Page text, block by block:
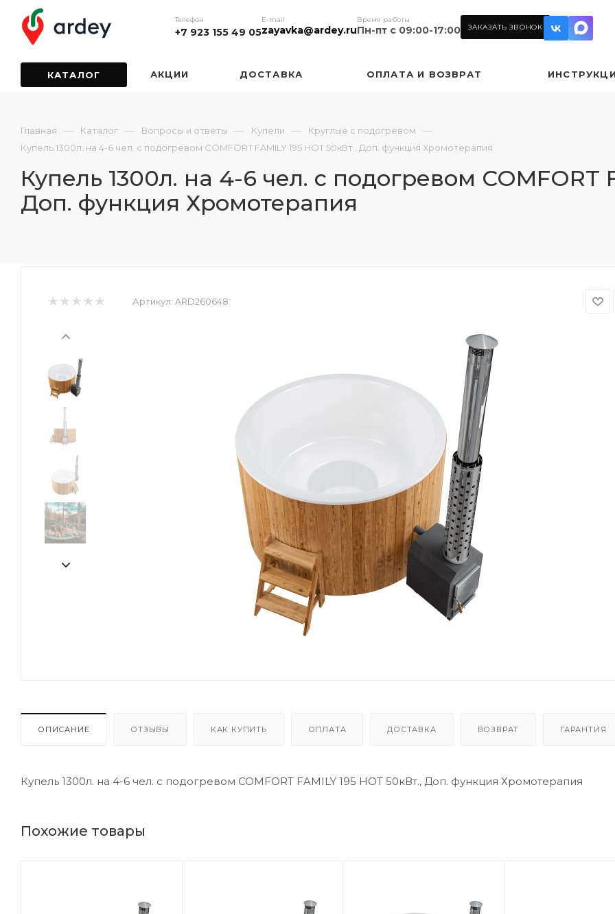
Телефон
+7 923 155 49 05
E-mail
zayavka@ardey.ru
Время работы
Пн-пт с 09:00-17:00 ЗАКАЗАТЬ ЗВОНОК
КАТАЛОГ АКЦИИ ДОСТАВКА ОПЛАТА И ВОЗВРАТ
Главная — Каталог — Вопросы и ответы — Купели — Круглые с подогревом —
Купель 1300л. на 4-6 чел. с подогревом COMFORT FAMILY 195 HOT 50кВт., Доп. функция Хромотерапия
Купель 1300л. на 4-6 чел. с подогревом COMFORT
Доп. функция Хромотерапия
Артикул: ARD260648
ОПИСАНИЕ ОТЗЫВЫ КАК КУПИТЬ ОПЛАТА ДОСТАВКА ВОЗВРАТ ГАРАНТИЯ
Купель 1300л. на 4-6 чел. с подогревом COMFORT FAMILY 195 HOT 50кВт., Доп. функция Хромотерапия
Похожие товары